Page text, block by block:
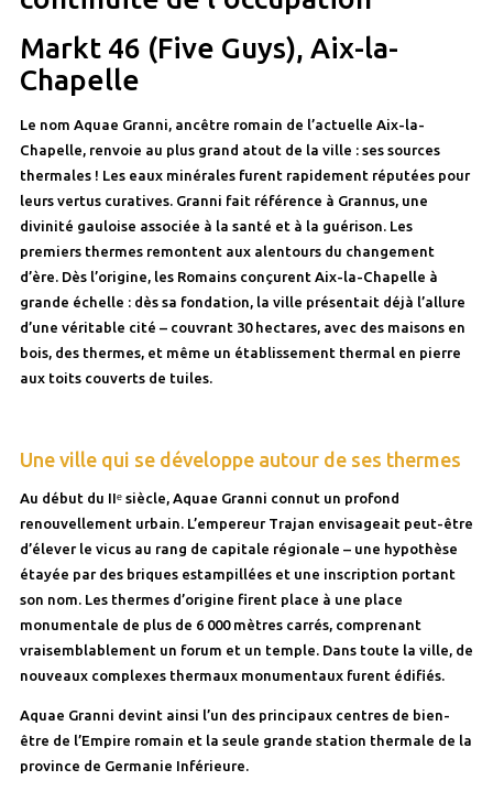
Markt 46 (Five Guys), Aix-la-
Chapelle
Le nom Aquae Granni, ancêtre romain de l’actuelle Aix-la-
Chapelle, renvoie au plus grand atout de la ville : ses sources
thermales ! Les eaux minérales furent rapidement réputées pour
leurs vertus curatives. Granni fait référence à Grannus, une
divinité gauloise associée à la santé et à la guérison. Les
premiers thermes remontent aux alentours du changement
d’ère. Dès l’origine, les Romains conçurent Aix-la-Chapelle à
grande échelle : dès sa fondation, la ville présentait déjà l’allure
d’une véritable cité – couvrant 30 hectares, avec des maisons en
bois, des thermes, et même un établissement thermal en pierre
aux toits couverts de tuiles.
Une ville qui se développe autour de ses thermes
Au début du IIᵉ siècle, Aquae Granni connut un profond
renouvellement urbain. L’empereur Trajan envisageait peut-être
d’élever le vicus au rang de capitale régionale – une hypothèse
étayée par des briques estampillées et une inscription portant
son nom. Les thermes d’origine firent place à une place
monumentale de plus de 6 000 mètres carrés, comprenant
vraisemblablement un forum et un temple. Dans toute la ville, de
nouveaux complexes thermaux monumentaux furent édifiés.
Aquae Granni devint ainsi l’un des principaux centres de bien-
être de l’Empire romain et la seule grande station thermale de la
province de Germanie Inférieure.